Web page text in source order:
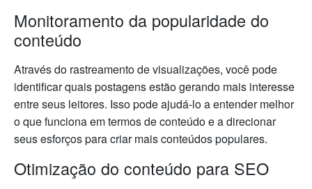
Monitoramento da popularidade do
conteúdo
Através do rastreamento de visualizações, você pode
identificar quais postagens estão gerando mais interesse
entre seus leitores. Isso pode ajudá-lo a entender melhor
o que funciona em termos de conteúdo e a direcionar
seus esforços para criar mais conteúdos populares.
Otimização do conteúdo para SEO